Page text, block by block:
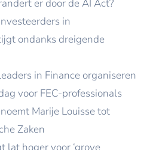
er door de AI Act?
in
ondanks dreigende
in Finance organiseren
voor FEC-professionals
Marije Louisse tot
Zaken